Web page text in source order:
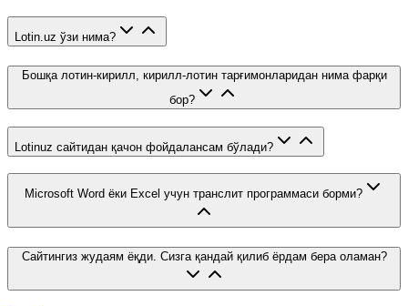
Lotin.uz ўзи нима?
Бошқа лотин-кирилл, кирилл-лотин тарғимонларидан нима фарқи
бор?
Lotinuz сайтидан қачон фойдалансам бўлади?
Microsoft Word ёки Excel учун транслит программаси борми?
Сайтингиз жудаям ёқди. Сизга қандай қилиб ёрдам бера оламан?